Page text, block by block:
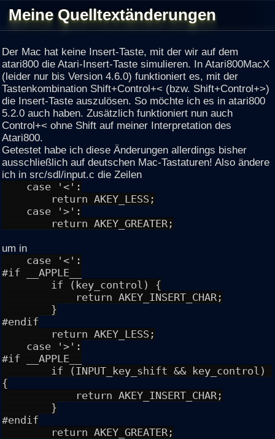
Meine Quelltextänderungen
Der Mac hat keine Insert-Taste, mit der wir auf dem
atari800 die Atari-Insert-Taste simulieren. In Atari800MacX
(leider nur bis Version 4.6.0) funktioniert es, mit der
Tastenkombination Shift+Control+< (bzw. Shift+Control+>)
die Insert-Taste auszulösen. So möchte ich es in atari800
5.2.0 auch haben. Zusätzlich funktioniert nun auch
Control+< ohne Shift auf meiner Interpretation des
Atari800.
Getestet habe ich diese Änderungen allerdings bisher
ausschließlich auf deutschen Mac-Tastaturen! Also ändere
ich in src/sdl/input.c die Zeilen
case '<':
return AKEY_LESS;
case '>':
return AKEY_GREATER;
um in
case '<':
#if __APPLE__
if (key_control) {
return AKEY_INSERT_CHAR;
}
#endif
return AKEY_LESS;
case '>':
#if __APPLE__
if (INPUT_key_shift && key_control)
{
return AKEY_INSERT_CHAR;
}
#endif
return AKEY_GREATER;